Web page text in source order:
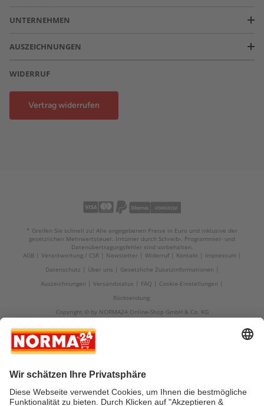
UNTERNEHMEN
AUSZEICHNUNGEN
WIDERRUF
Vertrag widerrufen
* Greifen Sie schnell zu! Alle angegebenen Preise in Euro und inklusive der
gesetzlichen Mehrwertsteuer. Irrtümer durch Schreib-, Programmier- und
Datenübertragungsfehler sind vorbehalten.
AGB
Verantwortung / CSR Newsletter Widerruf Kontakt
Impressum
Datenschutz
Über uns
Gesetzliche Zusatzinformationen
Auszeichnungen
Versandstatus FAQ
Cookie-Einstellungen
Rücksendung
Copyright © by NORMA24 Online-Shop GmbH & Co. KG